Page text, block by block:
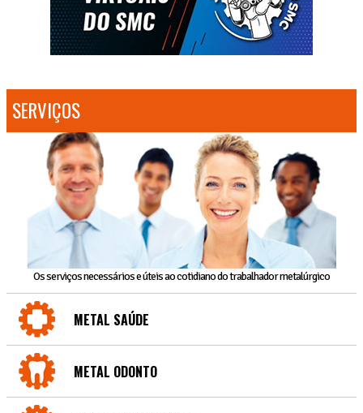
SERVIÇOS
Os serviços necessários e úteis ao cotidiano do trabalhador metalúrgico
METAL SAÚDE
METAL ODONTO